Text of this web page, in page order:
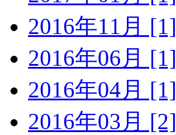
2016年11月 [1]
2016年06月 [1]
2016年04月 [1]
2016年03月 [2]